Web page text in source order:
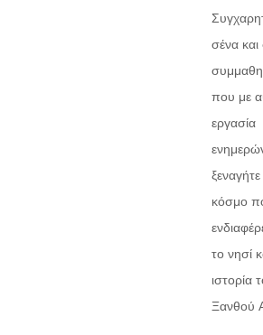
σένα και
που με
εργασία
κόσμο
το νησί
ιστορία
Ξανθού